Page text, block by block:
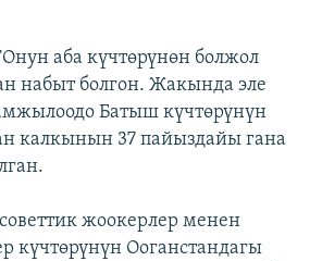
аба күчтөрүнөн болжол
набыт болгон. Жакында эле
Батыш күчтөрүнүн
калкынын 37 пайыздайы гана
жоокерлер менен
күчтөрүнүн Ооганстандагы